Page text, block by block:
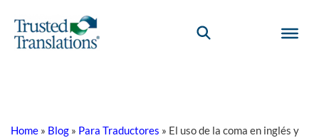
Home » Blog » Para Traductores » El uso de la coma en inglés y